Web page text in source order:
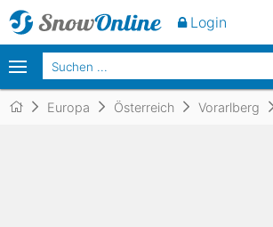
Europa Österreich Vorarlberg
Login